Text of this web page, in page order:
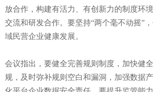
放合作，构建有活力、有创新力的制度环
交流和研发合作。要坚持“两个毫不动摇”
域民营企业健康发展。
会议指出，要健全完善规则制度，加快健
规，及时弥补规则空白和漏洞，加强数据